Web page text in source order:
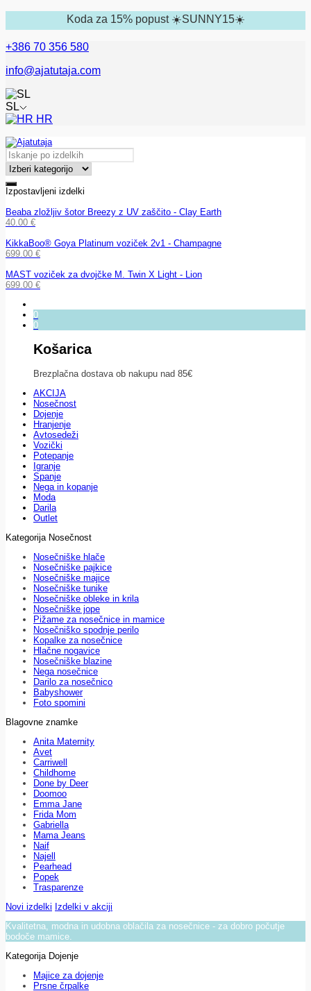
Koda za 15% popust ☀️SUNNY15☀️
+386 70 356 580
info@ajatutaja.com
SL
HR
Izpostavljeni izdelki
Beaba zložljiv šotor Breezy z UV zaščito - Clay Earth
40.00 €
KikkaBoo® Goya Platinum voziček 2v1 - Champagne
699.00 €
MAST voziček za dvojčke M. Twin X Light - Lion
699.00 €
0
0
Košarica
Brezplačna dostava ob nakupu nad 85€
AKCIJA
Nosečnost
Dojenje
Hranjenje
Avtosedeži
Vozički
Potepanje
Igranje
Spanje
Nega in kopanje
Moda
Darila
Outlet
Kategorija Nosečnost
Nosečniške hlače
Nosečniške pajkice
Nosečniške majice
Nosečniške tunike
Nosečniške obleke in krila
Nosečniške jope
Pižame za nosečnice in mamice
Nosečniško spodnje perilo
Kopalke za nosečnice
Hlačne nogavice
Nosečniške blazine
Nega nosečnice
Darilo za nosečnico
Babyshower
Foto spomini
Blagovne znamke
Anita Maternity
Avet
Carriwell
Childhome
Done by Deer
Doomoo
Emma Jane
Frida Mom
Gabriella
Mama Jeans
Naif
Najell
Pearhead
Popek
Trasparenze
Novi izdelki Izdelki v akciji
Kvalitetna, modna in udobna oblačila za nosečnice - za dobro počutje
bodoče mamice.
Kategorija Dojenje
Majice za dojenje
Prsne črpalke